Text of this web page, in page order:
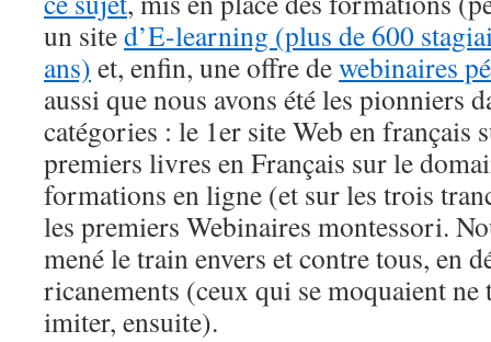
un sited’E-learning (plus de 600
ans) et, enfin, une offre dewebinaires
aussi que nous avons été les pionniers
catégories : le 1er site Web en français
premiers livres en Français sur le
formations en ligne (et sur les trois
les premiers Webinaires montessori.
mené le train envers et contre tous, en
ricanements (ceux qui se moquaient ne
imiter, ensuite).